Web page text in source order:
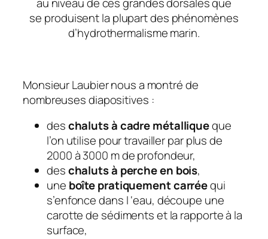
se produisent la plupart des phénomènes
d’hydrothermalisme marin.
Monsieur Laubier nous a montré de
nombreuses diapositives :
deschaluts à cadre métalliqueque
l’on utilise pour travailler par plus de
2000 à 3000 m de profondeur,
deschaluts à perche en bois,
une boîte pratiquement carréequi
s’enfonce dans l ‘eau, découpe une
carotte de sédiments et la rapporte à la
surface,